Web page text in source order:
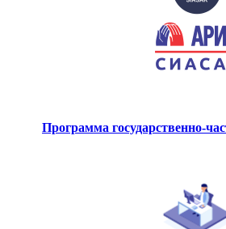
Программа государственно-